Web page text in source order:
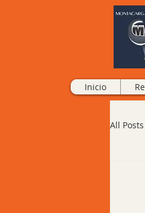
Inicio
All Posts